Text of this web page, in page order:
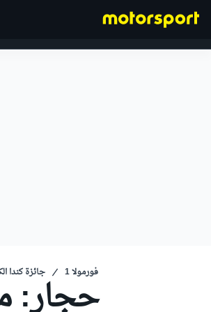
فورمولا 1 جائزة كنداحجار: